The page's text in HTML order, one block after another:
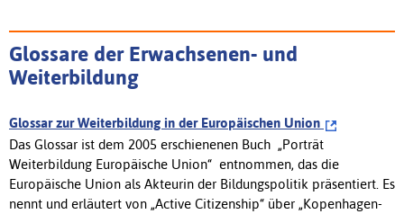
Glossare der Erwachsenen- und
Weiterbildung
Glossar zur Weiterbildung in der Europäischen Union
Das Glossar ist dem 2005 erschienenen Buch „Porträt
Weiterbildung Europäische Union“ entnommen, das die
Europäische Union als Akteurin der Bildungspolitik präsentiert. Es
nennt und erläutert von „Active Citizenship“ über „Kopenhagen-